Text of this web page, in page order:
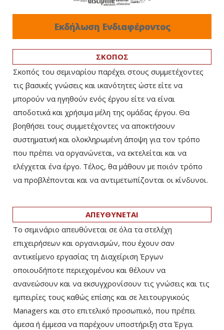
Εκδήλωση Ενδιαφέροντος
ΣΚΟΠΟΣ
Σκοπός του σεμιναρίου παρέχει στους συμμετέχοντες
τις βασικές γνώσεις και ικανότητες ώστε είτε να
μπορούν να ηγηθούν ενός έργου είτε να είναι
αποδοτικά και χρήσιμα μέλη της ομάδας έργου. Θα
βοηθήσει τους συμμετέχοντες να αποκτήσουν
συστηματική και ολοκληρωμένη άποψη για τον τρόπο
που πρέπει να οργανώνεται, να εκτελείται και να
ελέγχεται ένα έργο. Τέλος, θα μάθουν με ποιόν τρόπο
να προβλέπονται και να αντιμετωπίζονται οι κίνδυνοι.
ΑΠΕΥΘΥΝΕΤΑΙ
Το σεμινάριο απευθύνεται σε όλα τα στελέχη
επιχειρήσεων και οργανισμών, που έχουν σαν
αντικείμενο εργασίας τη Διαχείριση Έργων
οποιουδήποτε περιεχομένου και θέλουν να
ανανεώσουν και να εκσυγχρονίσουν τις γνώσεις και τις
εμπειρίες τους καθώς επίσης και σε λειτουργικούς
Managers και στο επιτελικό προσωπικό, που πρέπει
άμεσα ή έμμεσα να παρέχουν υποστήριξη στα Έργα.